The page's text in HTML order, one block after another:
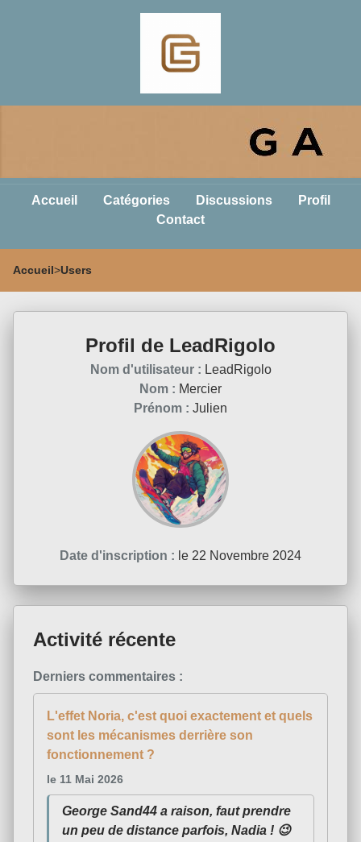
Accueil Catégories Discussions
Profil
Contact
Accueil>Users
Profil de LeadRigolo
Nom d'utilisateur : LeadRigolo
Nom : Mercier
Prénom : Julien
Date d'inscription : le 22 Novembre 2024
Activité récente
Derniers commentaires :
L'effet Noria, c'est quoi exactement et quels
sont les mécanismes derrière son
fonctionnement ?
le 11 Mai 2026
George Sand44 a raison, faut prendre
un peu de distance parfois, Nadia ! 😉